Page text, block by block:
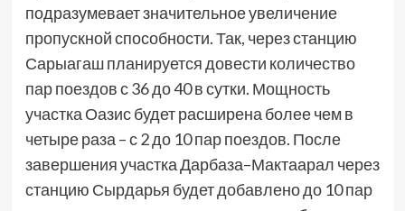
подразумевает значительное увеличение
пропускной способности. Так, через станцию
Сарыагаш планируется довести количество
пар поездов с 36 до 40 в сутки. Мощность
участка Оазис будет расширена более чем в
четыре раза – с 2 до 10 пар поездов. После
завершения участка Дарбаза–Мактаарал через
станцию Сырдарья будет добавлено до 10 пар